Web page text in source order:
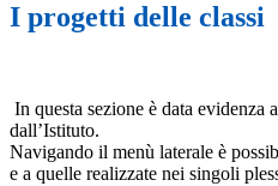
I progetti delle classi
In questa sezione è data evidenza
dall’Istituto.
Navigando il menù laterale è
e a quelle realizzate nei singoli